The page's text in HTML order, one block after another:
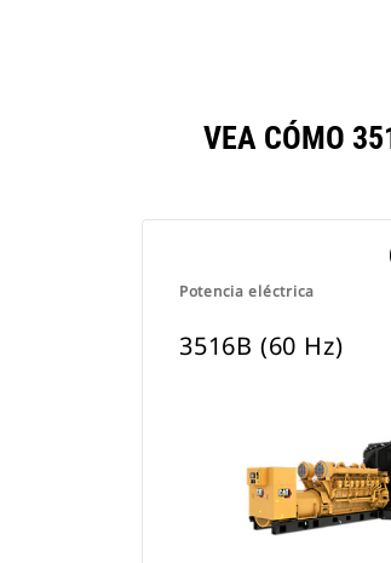
VEA CÓMO
Potencia eléctrica
3516B (60 Hz)